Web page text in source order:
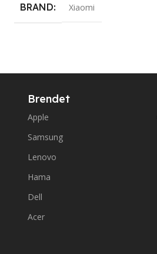
BRAND Xiaomi
Brendet
Apple
Samsung
Lenovo
Hama
Dell
Acer